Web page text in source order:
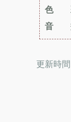
色
音
更新時